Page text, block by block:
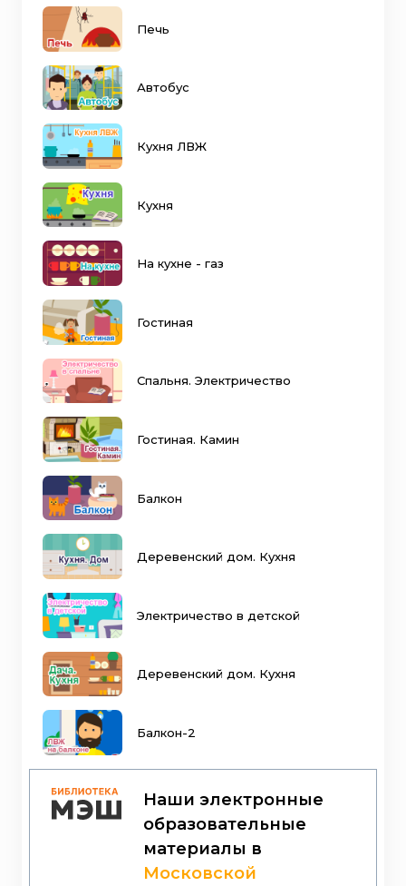
Печь
Автобус
Кухня ЛВЖ
Кухня
На кухне - газ
Гостиная
Спальня. Электричество
Гостиная. Камин
Балкон
Деревенский дом. Кухня
Электричество в детской
Деревенский дом. Кухня
Балкон-2
Наши электронные
образовательные
материалы в
Московской